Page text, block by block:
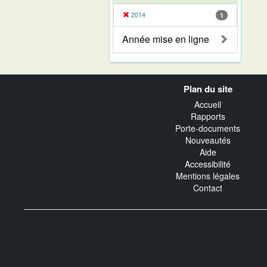
2014 1
Année mise en ligne
Plan du site
Accueil
Rapports
Porte-documents
Nouveautés
Aide
Accessibilité
Mentions légales
Contact